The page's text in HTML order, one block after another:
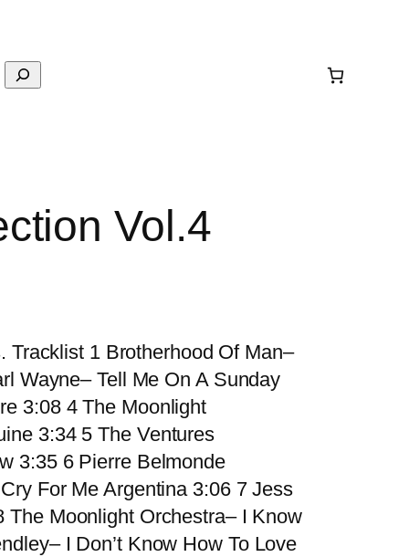
Vol.4
Tracklist 1 Brotherhood Of Man–
Wayne– Tell Me On A Sunday
3:08 4 The Moonlight
3:34 5 The Ventures
3:35 6 Pierre Belmonde
For Me Argentina 3:06 7 Jess
The Moonlight Orchestra– I Know
I Don’t Know How To Love